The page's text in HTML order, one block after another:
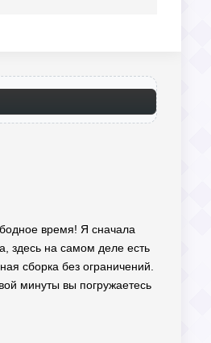
время! Я сначала
здесь на самом деле есть
сборка без ограничений.
минуты вы погружаетесь